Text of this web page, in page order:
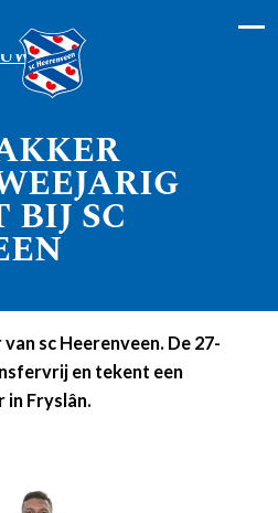
BIJ SC
sc Heerenveen. De 27-
en tekent een
Fryslân.